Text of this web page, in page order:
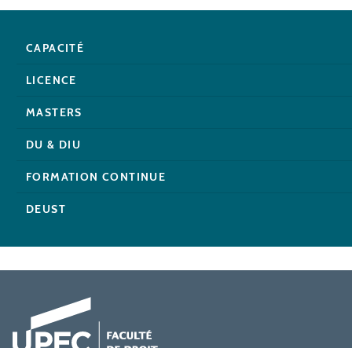
CAPACITÉ
LICENCE
MASTERS
DU & DIU
FORMATION CONTINUE
DEUST